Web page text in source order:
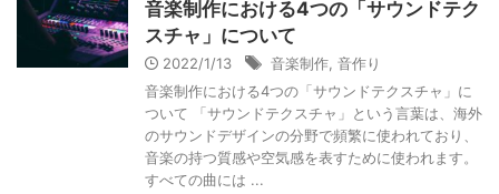
音楽制作における4つの「サウンドテク
スチャ」について
2022/1/13 音楽制作 音作り
音楽制作における4つの「サウンドテクスチャ」に
ついて 「サウンドテクスチャ」という言葉は、海外
のサウンドデザインの分野で頻繁に使われており、
音楽の持つ質感や空気感を表すために使われます。
すべての曲には ...